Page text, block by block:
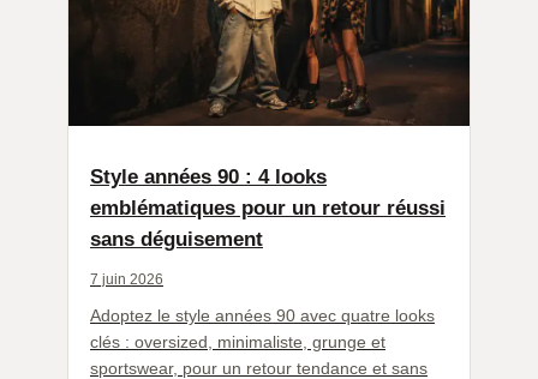
Style années 90 : 4 looks
emblématiques pour un retour réussi
sans déguisement
7 juin 2026
Adoptez le style années 90 avec quatre looks
clés : oversized, minimaliste, grunge et
sportswear, pour un retour tendance et sans